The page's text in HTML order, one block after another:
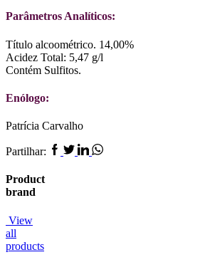
Parâmetros Analíticos:
Título alcoométrico. 14,00%
Acidez Total: 5,47 g/l
Contém Sulfitos.
Enólogo:
Patrícia Carvalho
Partilhar: Facebook
TwitterLinkedin
Whatsapp
Product
brand
View
all
products